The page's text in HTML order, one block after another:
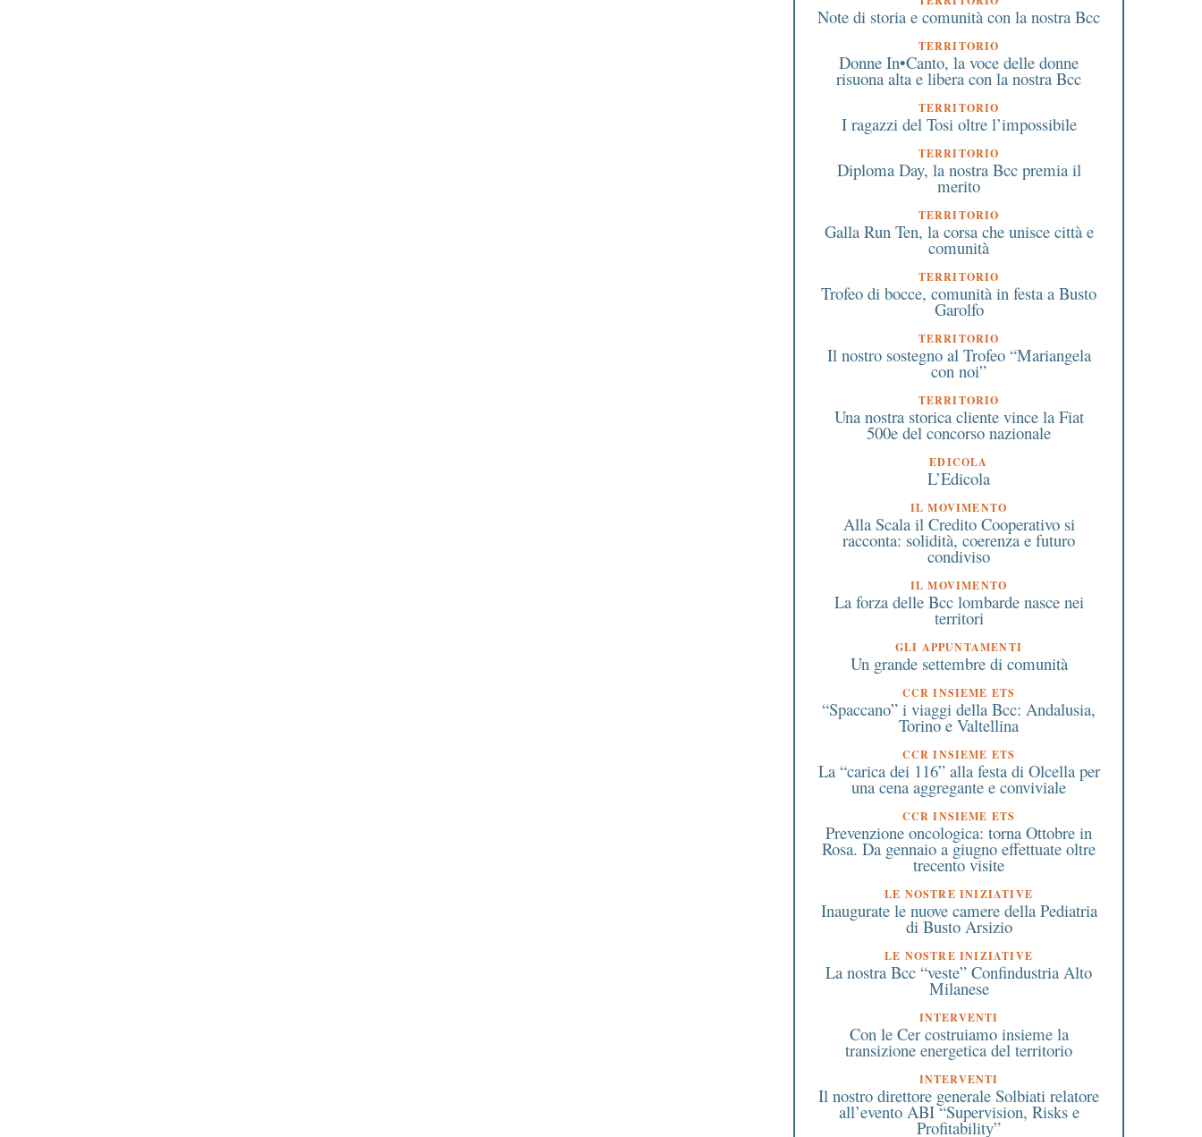
Note di storia e comunità con la nostra Bcc
TERRITORIO
Donne In•Canto, la voce delle donne
risuona alta e libera con la nostra Bcc
TERRITORIO
I ragazzi del Tosi oltre l’impossibile
TERRITORIO
Diploma Day, la nostra Bcc premia il
merito
TERRITORIO
Galla Run Ten, la corsa che unisce città e
comunità
TERRITORIO
Trofeo di bocce, comunità in festa a Busto
Garolfo
TERRITORIO
Il nostro sostegno al Trofeo “Mariangela
con noi”
TERRITORIO
Una nostra storica cliente vince la Fiat
500e del concorso nazionale
EDICOLA
L’Edicola
IL MOVIMENTO
Alla Scala il Credito Cooperativo si
racconta: solidità, coerenza e futuro
condiviso
IL MOVIMENTO
La forza delle Bcc lombarde nasce nei
territori
GLI APPUNTAMENTI
Un grande settembre di comunità
CCR INSIEME ETS
“Spaccano” i viaggi della Bcc: Andalusia,
Torino e Valtellina
CCR INSIEME ETS
La “carica dei 116” alla festa di Olcella per
una cena aggregante e conviviale
CCR INSIEME ETS
Prevenzione oncologica: torna Ottobre in
Rosa. Da gennaio a giugno effettuate oltre
trecento visite
LE NOSTRE INIZIATIVE
Inaugurate le nuove camere della Pediatria
di Busto Arsizio
LE NOSTRE INIZIATIVE
La nostra Bcc “veste” Confindustria Alto
Milanese
INTERVENTI
Con le Cer costruiamo insieme la
transizione energetica del territorio
INTERVENTI
Il nostro direttore generale Solbiati relatore
all’evento ABI “Supervision, Risks e
Profitability”